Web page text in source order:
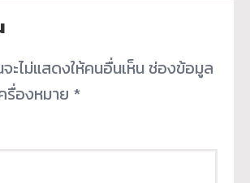
ไม่แสดงให้คนอื่นเห็น ช่องข้อมูล
รื่องหมาย *